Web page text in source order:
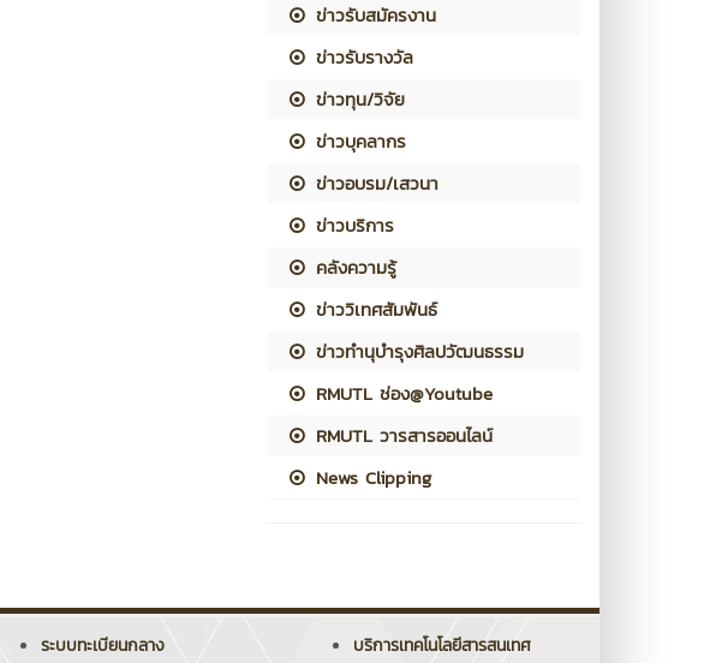
ข่าวรับสมัครงาน
ข่าวรับรางวัล
ข่าวทุน/วิจัย
ข่าวบุคลากร
ข่าวอบรม/เสวนา
ข่าวบริการ
คลังความรู้
ข่าววิเทศสัมพันธ์
ข่าวทำนุบำรุงศิลปวัฒนธรรม
RMUTL ช่อง@Youtube
RMUTL วารสารออนไลน์
News Clipping
ระบบทะเบียนกลาง
บริการเทคโนโลยีสารสนเทศ